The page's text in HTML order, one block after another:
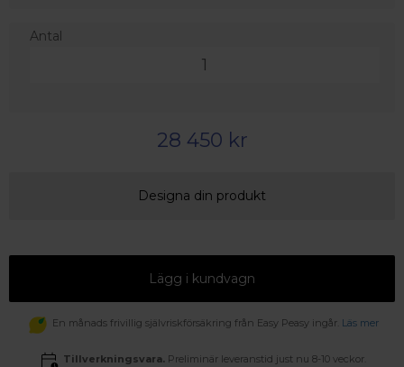
Antal
28 450 kr
Designa din produkt
Lägg i kundvagn
En månads frivillig självriskförsäkring från Easy Peasy ingår. Läs mer
Tillverkningsvara. Preliminär leveranstid just nu 8-10 veckor.